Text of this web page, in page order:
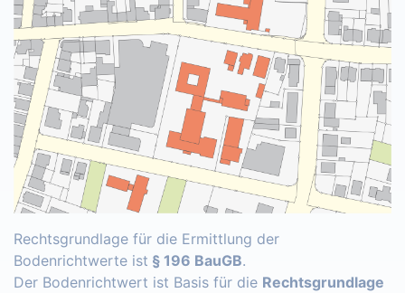
Rechtsgrundlage für die Ermittlung der
Bodenrichtwerte ist § 196 BauGB.
Der Bodenrichtwert ist Basis für die Rechtsgrundlage